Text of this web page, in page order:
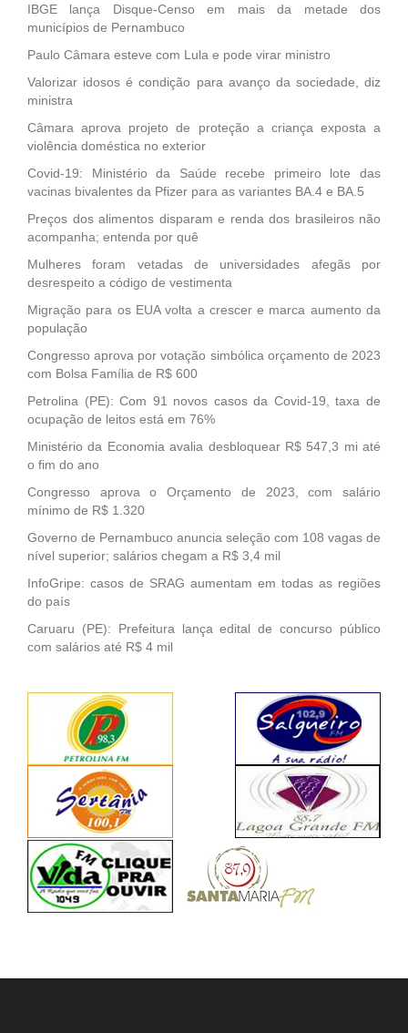
IBGE lança Disque-Censo em mais da metade dos
municípios de Pernambuco
Paulo Câmara esteve com Lula e pode virar ministro
Valorizar idosos é condição para avanço da sociedade, diz
ministra
Câmara aprova projeto de proteção a criança exposta a
violência doméstica no exterior
Covid-19: Ministério da Saúde recebe primeiro lote das
vacinas bivalentes da Pfizer para as variantes BA.4 e BA.5
Preços dos alimentos disparam e renda dos brasileiros não
acompanha; entenda por quê
Mulheres foram vetadas de universidades afegãs por
desrespeito a código de vestimenta
Migração para os EUA volta a crescer e marca aumento da
população
Congresso aprova por votação simbólica orçamento de 2023
com Bolsa Família de R$ 600
Petrolina (PE): Com 91 novos casos da Covid-19, taxa de
ocupação de leitos está em 76%
Ministério da Economia avalia desbloquear R$ 547,3 mi até
o fim do ano
Congresso aprova o Orçamento de 2023, com salário
mínimo de R$ 1.320
Governo de Pernambuco anuncia seleção com 108 vagas de
nível superior; salários chegam a R$ 3,4 mil
InfoGripe: casos de SRAG aumentam em todas as regiões
do país
Caruaru (PE): Prefeitura lança edital de concurso público
com salários até R$ 4 mil